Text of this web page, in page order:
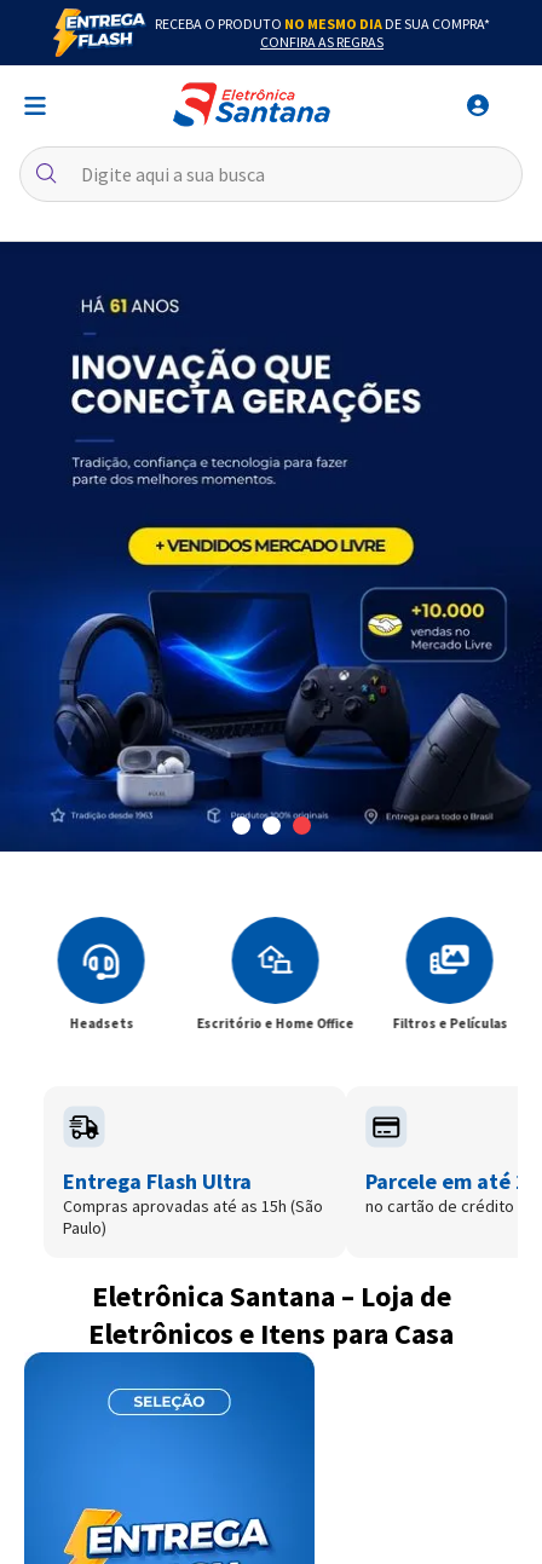
RECEBA O PRODUTO NO MESMO DIADE SUA COMPRA*
CONFIRA AS REGRAS
Headsets Escritório e Home Office Filtros e Películas
Entrega Flash Ultra
Compras aprovadas até as 15h (São
Paulo)
Parcele em até
no cartão de crédito
Eletrônica Santana – Loja de
Eletrônicos e Itens para Casa